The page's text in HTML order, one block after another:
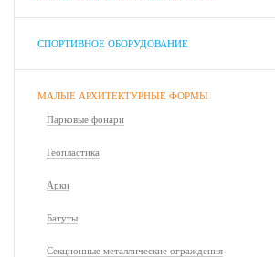
СПОРТИВНОЕ ОБОРУДОВАНИЕ
МАЛЫЕ АРХИТЕКТУРНЫЕ ФОРМЫ
Парковые фонари
Геопластика
Арки
Батуты
Секционные металлические ограждения